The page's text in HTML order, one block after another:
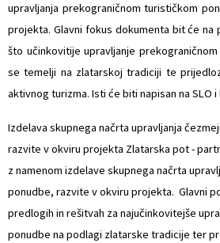
upravljanja prekograničnom turističkom
projekta. Glavni fokus dokumenta bit će na
što učinkovitije upravljanje
se temelji na zlatarskoj tradiciji te
aktivnog turizma. Isti će biti napisan na SLO i
Izdelava skupnega načrta upravljanja
razvite v okviru projekta Zlatarska pot -
z namenom izdelave skupnega načrta
ponudbe, razvite v okviru projekta. Glavni
predlogih in rešitvah za najučinkovitejše
ponudbe na podlagi zlatarske tradicije ter